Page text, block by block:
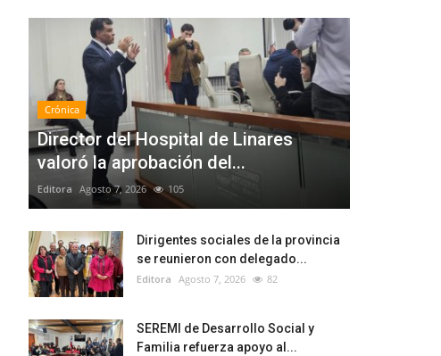
Crónica
Director del Hospital de Linares
valoró la aprobación del...
Editora Agosto 7, 2026 105
Dirigentes sociales de la provincia
se reunieron con delegado...
Editora Agosto 7, 2026 82
SEREMI de Desarrollo Social y
Familia refuerza apoyo al...